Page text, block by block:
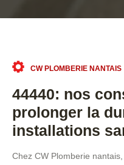
CW PLOMBERIE NANTAIS
44440: nos
prolonger la
installations
Chez CW Plomberie